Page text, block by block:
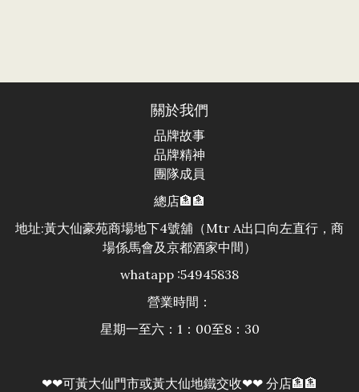
關於我們
品牌故事
品牌精神
團隊成員
總店🏦🏦
地址:黃大仙豪苑商場地下4號舖（Mtr A出口向左直行，商
場係馬會及京都酒家中間）
whatapp :54945838
營業時間：
星期一至六：1：00至8：30
❤❤可黃大仙門市或黃大仙地鐵交收❤❤ 分店🏦🏦